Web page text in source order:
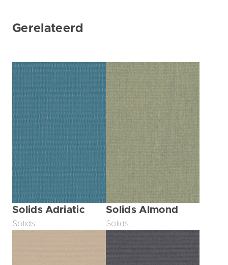
Gerelateerd
Solids Adriatic
Solids
Solids Almond
Solids